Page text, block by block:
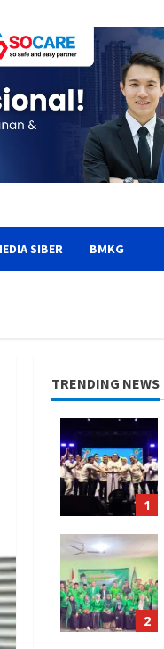
SIBER BMKG
TRENDING NEWS
1
2